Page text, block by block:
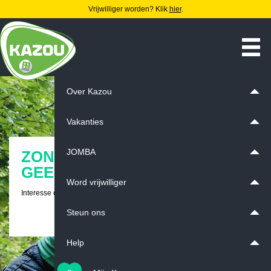
Vrijwilliger worden? Klik hier.
Over Kazou
Vakanties
JOMBA
Word vrijwilliger
Steun ons
Help
ZONDER VRIJWILLIGERS,
GEEN KAZOUVAKANTIE!
Interesse om Kazoumoni of kookvrijwilliger te worden?